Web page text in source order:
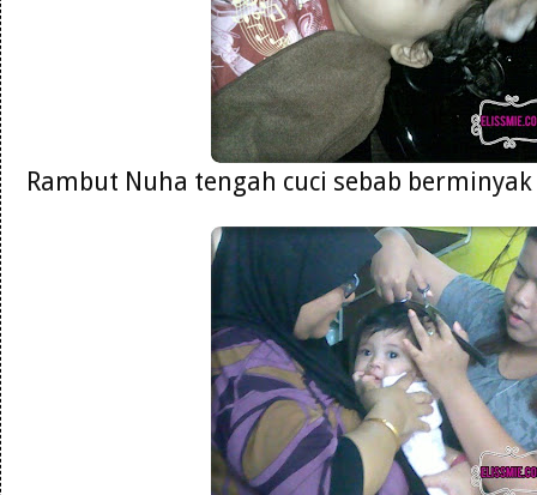
Rambut Nuha tengah cuci sebab